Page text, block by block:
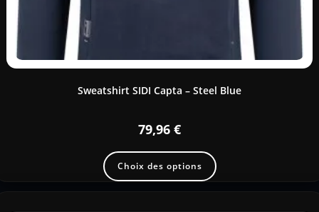
Sweatshirt SIDI Capta – Steel Blue
79,96 €
Choix des options